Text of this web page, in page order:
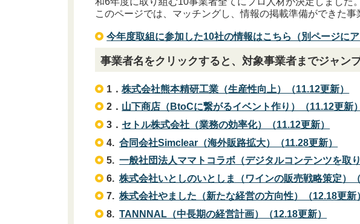
このページでは、マッチングし、情報の掲載準備ができた事
今年度取組に参加した10社の情報はこちら（別ページにア
事業者名をクリックすると、対象事業者までジャン
1．株式会社熊本精研工業（生産性向上）（11.12更新）
2． 山下商店（BtoCに繋がるイベント作り）（11.12更新）
3． セトル株式会社（業務の効率化）（11.12更新）
4.合同会社Simclear（海外販路拡大）（11.28更新）
5.一般社団法人ママトコラボ（デジタルコンテンツを取
6.株式会社いとしのいとしま（ワインの販売戦略策定）（
7.株式会社やました（新たな経営の方向性）（12.18更新
8.TANNNAL（中長期の経営計画）（12.18更新）